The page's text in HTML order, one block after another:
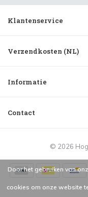
Klantenservice
Verzendkosten (NL)
Informatie
Contact
© 2026
Door het gebruiken van
cookies om onze website